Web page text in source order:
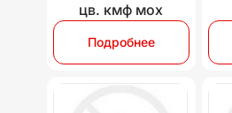
цв. кмф мох
Подробнее